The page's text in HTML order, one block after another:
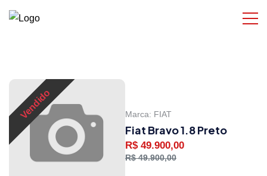
Vendido Marca: FIAT
Fiat Bravo 1.8 Preto
R$ 49.900,00
R$ 49.900,00